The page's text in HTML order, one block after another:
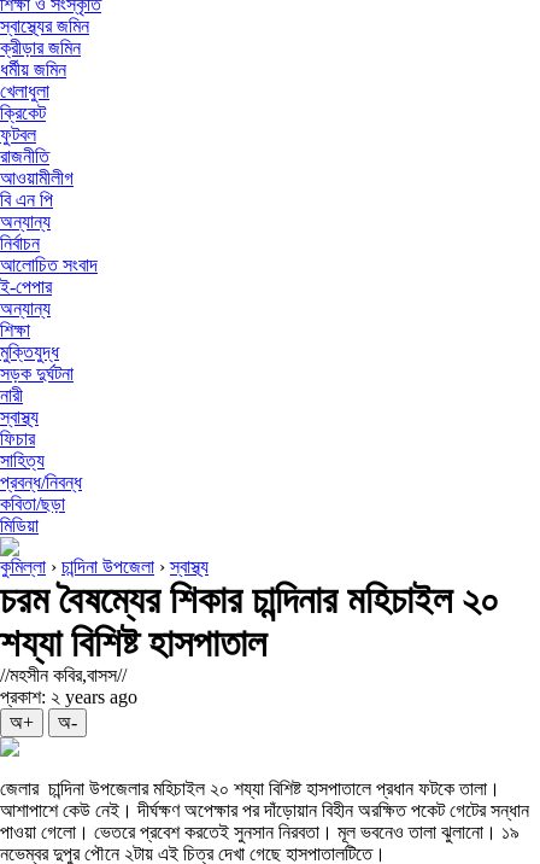
শিক্ষা ও সংস্কৃতি
স্বাস্থ্যের জমিন
ক্রীড়ার জমিন
ধর্মীয় জমিন
খেলাধুলা
ক্রিকেট
ফুটবল
রাজনীতি
আওয়ামীলীগ
বি এন পি
অন্যান্য
নির্বাচন
আলোচিত সংবাদ
ই-পেপার
অন্যান্য
শিক্ষা
মুক্তিযুদ্ধ
সড়ক দুর্ঘটনা
নারী
স্বাস্থ্য
ফিচার
সাহিত্য
প্রবন্ধ/নিবন্ধ
কবিতা/ছড়া
মিডিয়া
কুমিল্লা › চান্দিনা উপজেলা ›স্বাস্থ্য
চরম বৈষম্যের শিকার চান্দিনার মহিচাইল ২০
শয্যা বিশিষ্ট হাসপাতাল
//মহসীন কবির,বাসস//
প্রকাশ: ২ years ago
অ+
অ-
জেলার চান্দিনা উপজেলার মহিচাইল ২০ শয্যা বিশিষ্ট হাসপাতালে প্রধান ফটকে তালা।
আশাপাশে কেউ নেই। দীর্ঘক্ষণ অপেক্ষার পর দাঁড়োয়ান বিহীন অরক্ষিত পকেট গেটের সন্ধান
পাওয়া গেলো। ভেতরে প্রবেশ করতেই সুনসান নিরবতা। মূল ভবনেও তালা ঝুলানো। ১৯
নভেম্বর দুপুর পৌনে ২টায় এই চিত্র দেখা গেছে হাসপাতালটিতে।